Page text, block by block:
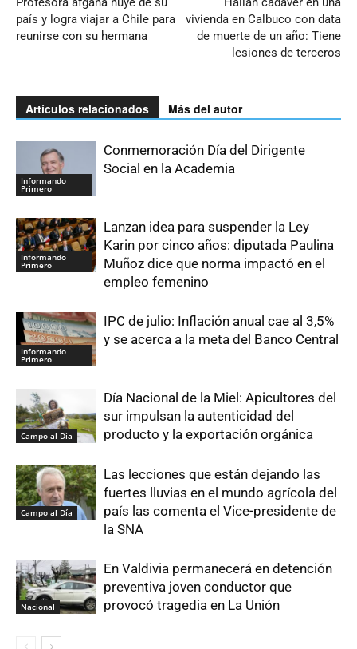
país y logra viajar a Chile para
reunirse con su hermana
vivienda en Calbuco con data
de muerte de un año: Tiene
lesiones de terceros
Artículos relacionados Más del autor
Informando
Primero
Conmemoración Día del Dirigente
Social en la Academia
Informando
Primero
Lanzan idea para suspender la Ley
Karin por cinco años: diputada Paulina
Muñoz dice que norma impactó en el
empleo femenino
Informando
Primero
IPC de julio: Inflación anual cae al 3,5%
y se acerca a la meta del Banco Central
Campo al Día
Día Nacional de la Miel: Apicultores del
sur impulsan la autenticidad del
producto y la exportación orgánica
Campo al Día
Las lecciones que están dejando las
fuertes lluvias en el mundo agrícola del
país las comenta el Vice-presidente de
la SNA
Nacional
En Valdivia permanecerá en detención
preventiva joven conductor que
provocó tragedia en La Unión